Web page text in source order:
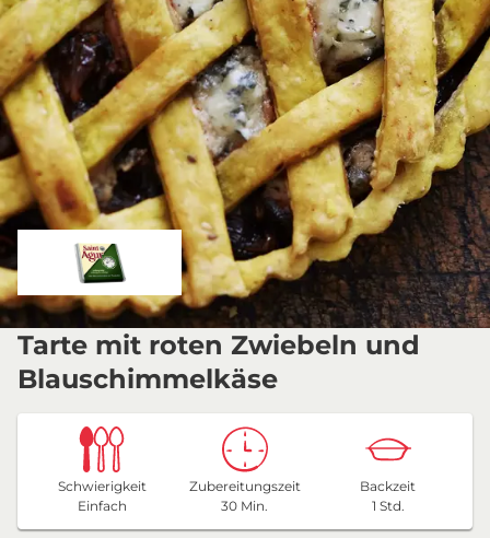
Tarte mit roten Zwiebeln und
Blauschimmelkäse
Schwierigkeit
Einfach
Zubereitungszeit
30 Min.
Backzeit
1 Std.